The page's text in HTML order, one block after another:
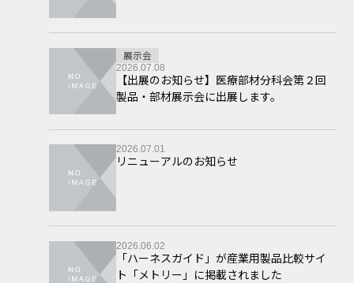
展示会
2026.07.08
【出展のお知らせ】医療部材分科会第２回
製品・部材展示会に出展します。
2026.07.01
リニューアルのお知らせ
2026.06.02
「ハーネスガイド」が産業用製品比較サイ
ト「メトリー」に掲載されました